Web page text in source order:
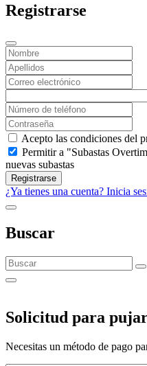
Registrarse
Acepto las condiciones del
Permitir a "Subastas
nuevas subastas
Registrarse
¿Ya tienes una cuenta? Inicia
Buscar
Solicitud para
Necesitas un método de pago